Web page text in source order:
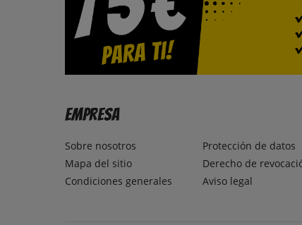
Empresa
Sobre nosotros
Mapa del sitio
Condiciones generales
Protección de datos
Derecho de
Aviso legal